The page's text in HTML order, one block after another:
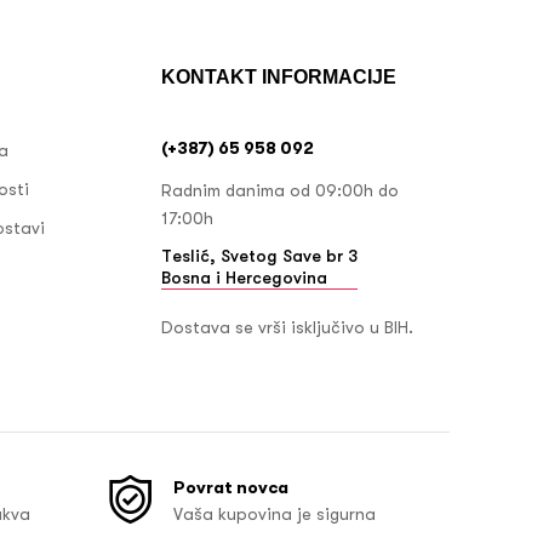
KONTAKT INFORMACIJE
(+387) 65 958 092
Radnim danima od 09:00h do
17:00h
Teslić, Svetog Save br 3
Bosna i Hercegovina
Dostava se vrši isključivo u BIH.
Povrat novca
Vaša kupovina je sigurna